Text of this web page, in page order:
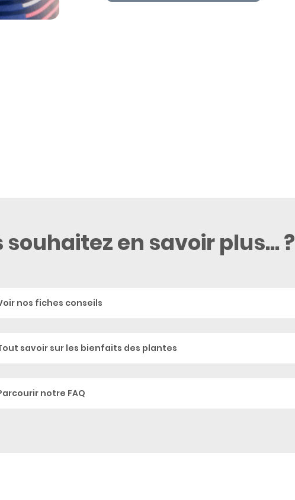
souhaitez en savoir plus... ?
nos fiches conseils
savoir sur les bienfaits des plantes
notre FAQ